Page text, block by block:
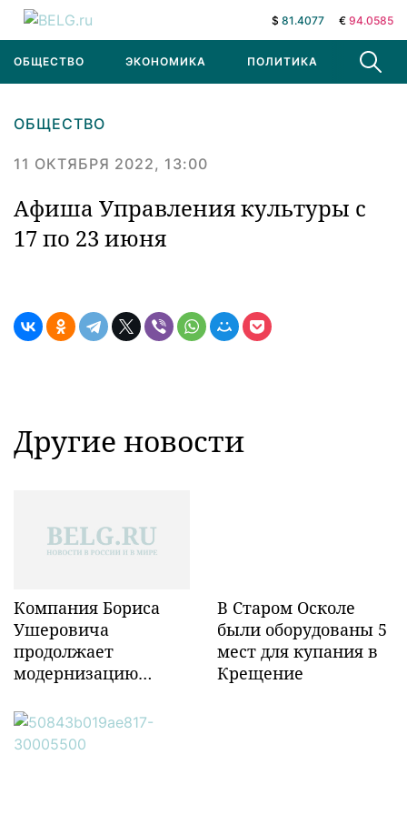
$ 81.4077 € 94.0585
ОБЩЕСТВО ЭКОНОМИКА ПОЛИТИКА В МИРЕ
ОБЩЕСТВО
11 ОКТЯБРЯ 2022, 13:00
Афиша Управления культуры с
17 по 23 июня
Другие новости
Компания Бориса
Ушеровича
продолжает
модернизацию
инфраструктуры в
Забайкалье
В Старом Осколе
были оборудованы 5
мест для купания в
Крещение